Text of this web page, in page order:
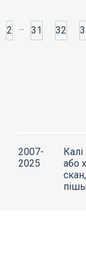
2 ... 31 32
2007-
2025
або
скан,